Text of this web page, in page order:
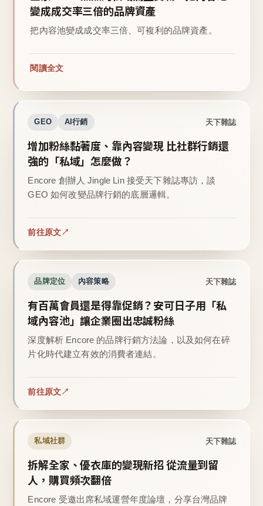
變成成交率三倍的品牌資產
把內容池變成成交率三倍、可複利的品牌資產。
閱讀全文
GEO AI行銷 天下雜誌
增加粉絲黏著度、靠內容變現 比社群行銷還
強的「私域」怎麼做？
Encore 創辦人 Jingle Lin 接受天下雜誌專訪，談
GEO 如何改變品牌行銷的底層邏輯。
前往原文
品牌定位 內容策略 天下雜誌
有百萬會員還是得靠促銷？安可日子用「私
域內容池」讓企業圈出忠誠粉絲
深度解析 Encore 的品牌行銷方法論，以及如何在碎
片化時代建立有效的消費者連結。
前往原文
私域社群 天下雜誌
拆解全家、優衣庫的變現新招 從流量到留
人，購買頻次翻倍
Encore 受邀出席私域運營年度論壇，分享台灣品牌